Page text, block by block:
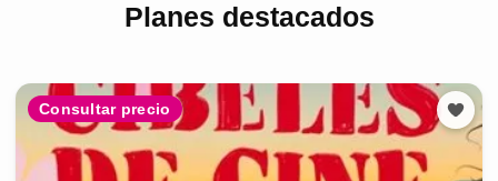
Planes destacados
Consultar precio